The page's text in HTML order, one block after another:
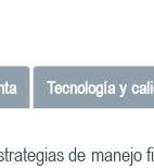
Tecnología y
de manejo